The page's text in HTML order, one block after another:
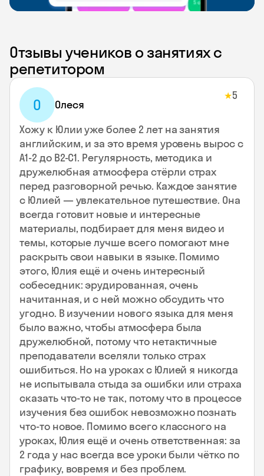
Отзывы учеников о занятиях с
репетитором
О Олеся
★5
Хожу к Юлии уже более 2 лет на занятия
английским, и за это время уровень вырос с
А1-2 до В2-С1. Регулярность, методика и
дружелюбная атмосфера стёрли страх
перед разговорной речью. Каждое занятие
с Юлией — увлекательное путешествие. Она
всегда готовит новые и интересные
материалы, подбирает для меня видео и
темы, которые лучше всего помогают мне
раскрыть свои навыки в языке. Помимо
этого, Юлия ещё и очень интересный
собеседник: эрудированная, очень
начитанная, и с ней можно обсудить что
угодно. В изучении нового языка для меня
было важно, чтобы атмосфера была
дружелюбной, потому что нетактичные
преподаватели вселяли только страх
ошибиться. Но на уроках с Юлией я никогда
не испытывала стыда за ошибки или страха
сказать что-то не так, потому что в процессе
изучения без ошибок невозможно познать
что-то новое. Помимо всего классного на
уроках, Юлия ещё и очень ответственная: за
2 года у нас всегда все уроки были чётко по
графику, вовремя и без проблем.